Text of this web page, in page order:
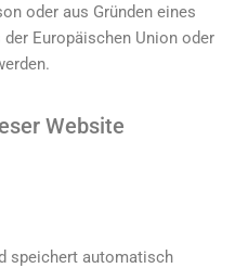
oder aus Gründen eines
Europäischen Union oder
Website
speichert automatisch